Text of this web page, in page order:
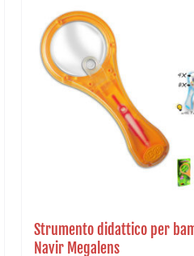
Strumento didattico per
Navir Megalens